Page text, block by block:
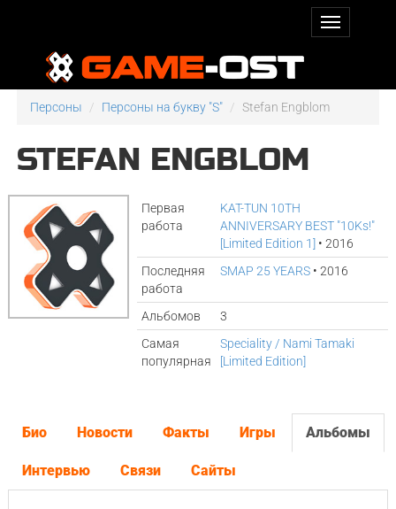
Персоны Персоны на букву "S" Stefan Engblom
STEFAN ENGBLOM
Первая
работа
KAT-TUN 10TH
ANNIVERSARY BEST "10Ks!"
[Limited Edition 1] • 2016
Последняя
работа
SMAP 25 YEARS • 2016
Альбомов
3
Самая
популярная
Speciality / Nami Tamaki
[Limited Edition]
Био Новости Факты Игры Альбомы
Интервью Связи Сайты